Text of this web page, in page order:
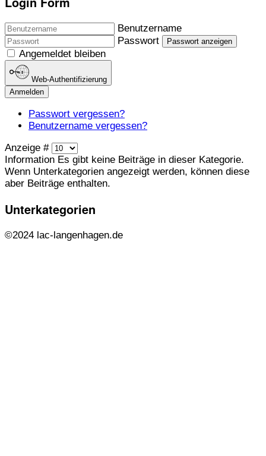
Benutzername
Passwort
Passwort anzeigen
Angemeldet bleiben
Web-Authentifizierung
Anmelden
Passwort vergessen?
Benutzername vergessen?
Anzeige #
Information Es gibt keine Beiträge in dieser Kategorie.
Wenn Unterkategorien angezeigt werden, können diese
aber Beiträge enthalten.
Unterkategorien
©2024 lac-langenhagen.de